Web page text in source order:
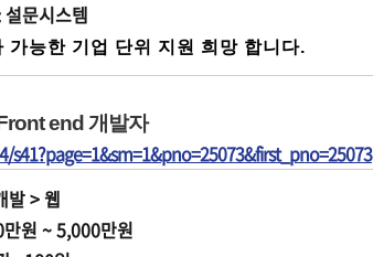
문시스템
가능한 기업 단위 지원 희망 합니다.
end 개발자
발 > 웹
원 ~ 5,000만원